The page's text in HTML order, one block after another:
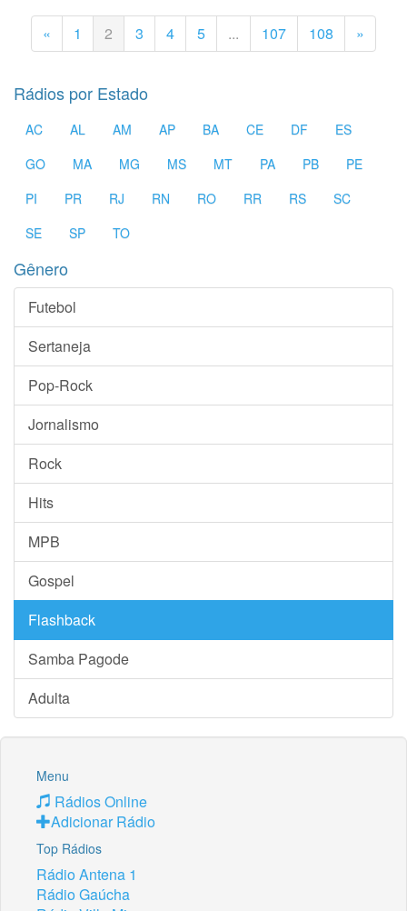
« 1 2 3 4 5 ... 107 108 »
Rádios por Estado
AC AL AM AP BA CE DF
ES
GO
MA MG MS MT PA PB
PE
PI
PR RJ RN RO RR RS
SC
SE
SP TO
Gênero
Futebol
Sertaneja
Pop-Rock
Jornalismo
Rock
Hits
MPB
Gospel
Flashback
Samba Pagode
Adulta
Menu
Rádios Online
Adicionar Rádio
Top Rádios
Rádio Antena 1
Rádio Gaúcha